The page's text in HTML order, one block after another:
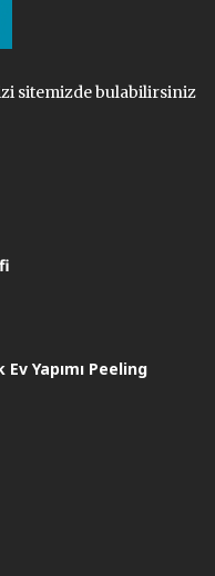
sitemizde bulabilirsiniz
Yapımı Peeling